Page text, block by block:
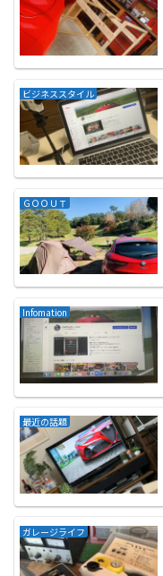
ビジネススタイル
ＧＯＯＵＴ
Infomation
最近の話題
ガレージライフ